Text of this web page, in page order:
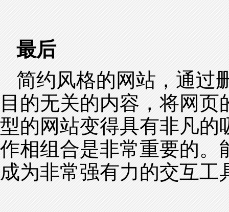
最后
简约风格的网站，通过
目的无关的内容，将网
型的网站变得具有非凡的
作相组合是非常重要的。
成为非常强有力的交互工